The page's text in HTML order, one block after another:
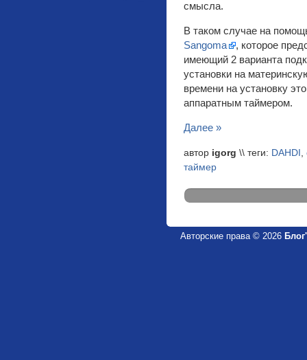
смысла.
В таком случае на
Sangoma
, которое
имеющий 2 варианта
установки на
времени на установку
аппаратным таймером.
Далее »
автор igorg \\ теги: DAHDI ,
таймер
Авторские права © 2026